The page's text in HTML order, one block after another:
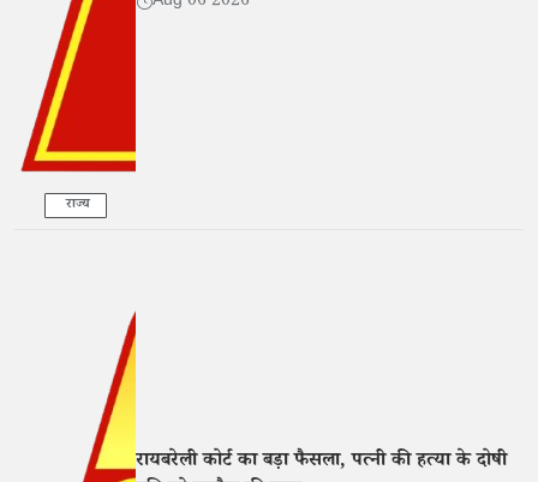
राज्य
रायबरेली कोर्ट का बड़ा फैसला, पत्नी की हत्या के दोषी